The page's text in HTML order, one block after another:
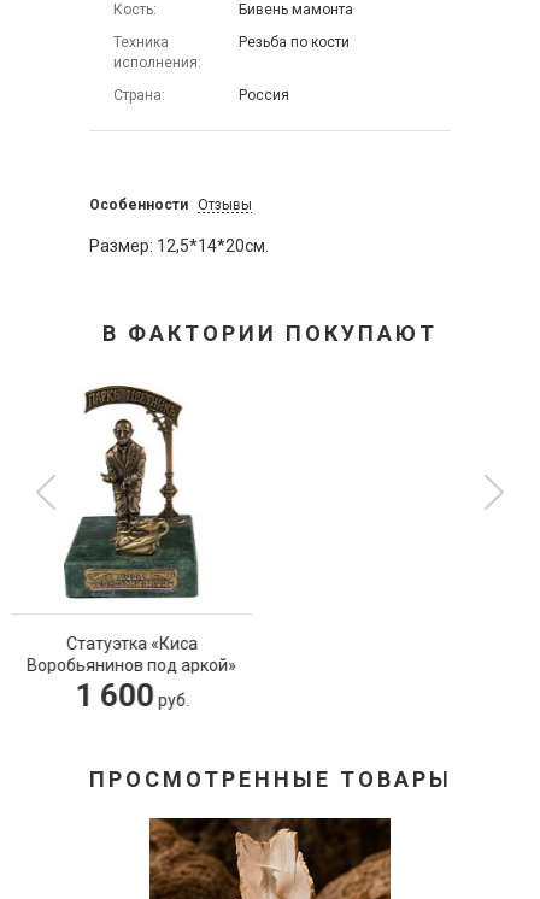
Кость
Бивень мамонта
Техника
исполнения
Резьба по кости
Страна Россия
Особенности Отзывы
Размер: 12,5*14*20см.
В ФАКТОРИИ ПОКУПАЮТ
ПРОСМОТРЕННЫЕ ТОВАРЫ